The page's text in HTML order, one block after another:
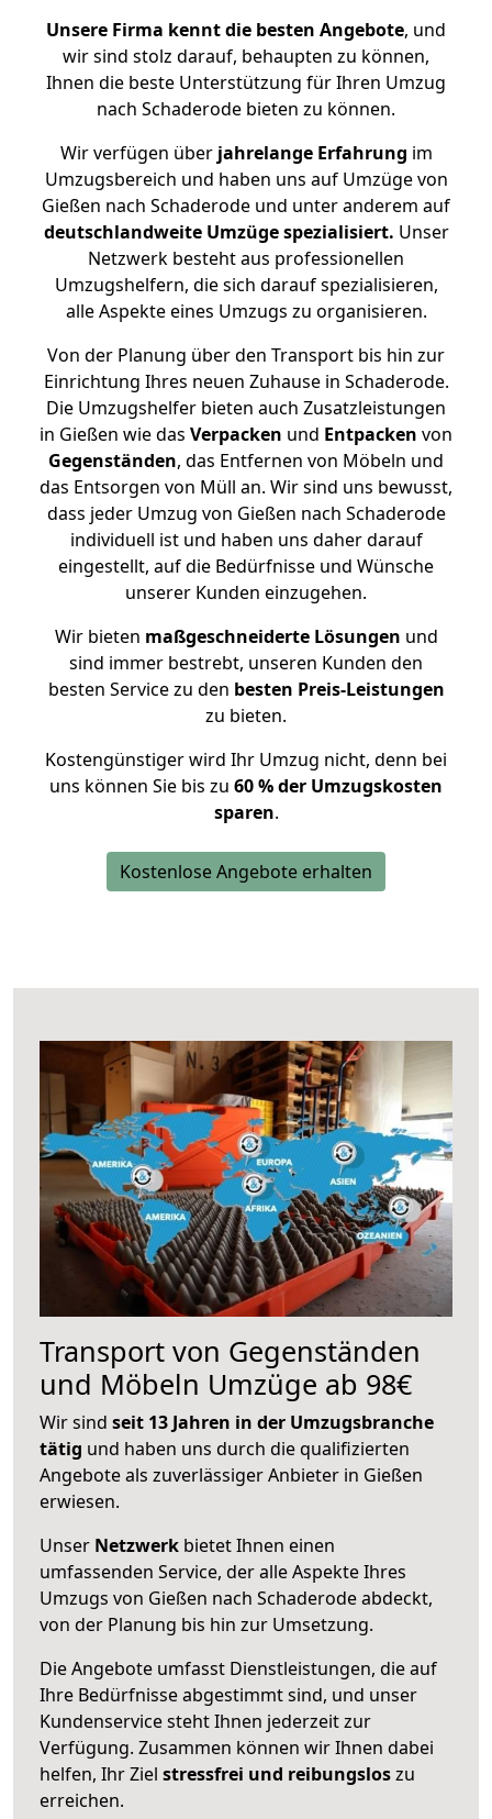
Unsere Firma kennt die besten Angebote, und
wir sind stolz darauf, behaupten zu können,
Ihnen die beste Unterstützung für Ihren Umzug
nach Schaderode bieten zu können.
Wir verfügen überjahrelange Erfahrung im
Umzugsbereich und haben uns auf Umzüge von
Gießen nach Schaderode und unter anderem auf
deutschlandweite Umzüge spezialisiert. Unser
Netzwerk besteht aus professionellen
Umzugshelfern, die sich darauf spezialisieren,
alle Aspekte eines Umzugs zu organisieren.
Von der Planung über den Transport bis hin zur
Einrichtung Ihres neuen Zuhause in Schaderode.
Die Umzugshelfer bieten auch Zusatzleistungen
in Gießen wie das Verpacken und Entpacken von
Gegenständen, das Entfernen von Möbeln und
das Entsorgen von Müll an. Wir sind uns bewusst,
dass jeder Umzug von Gießen nach Schaderode
individuell ist und haben uns daher darauf
eingestellt, auf die Bedürfnisse und Wünsche
unserer Kunden einzugehen.
Wir bieten maßgeschneiderte Lösungen und
sind immer bestrebt, unseren Kunden den
besten Service zu den besten Preis-Leistungen
zu bieten.
Kostengünstiger wird Ihr Umzug nicht, denn bei
uns können Sie bis zu 60 % der Umzugskosten
sparen.
Kostenlose Angebote erhalten
Transport von Gegenständen
und Möbeln Umzüge ab 98€
Wir sind seit 13 Jahren in der Umzugsbranche
tätig und haben uns durch die qualifizierten
Angebote als zuverlässiger Anbieter in Gießen
erwiesen.
Unser Netzwerk bietet Ihnen einen
umfassenden Service, der alle Aspekte Ihres
Umzugs von Gießen nach Schaderode abdeckt,
von der Planung bis hin zur Umsetzung.
Die Angebote umfasst Dienstleistungen, die auf
Ihre Bedürfnisse abgestimmt sind, und unser
Kundenservice steht Ihnen jederzeit zur
Verfügung. Zusammen können wir Ihnen dabei
helfen, Ihr Ziel stressfrei und reibungsloszu
erreichen.